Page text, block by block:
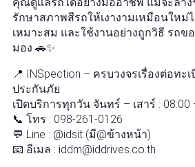
รักษาสภาพสีรถให้เงางามเหมือนใหม่ไ
เหมาะสม และใช้งานอย่างถูกวิธี รถ
มอง 🚗✨
📍 INSpection – ครบวงจรเรื่องต่อทะ
ประกันภัย
เปิดบริการทุกวัน จันทร์ – เสาร์ : 08:00
📞 โทร : 098-261-0126
💬 Line : @idsit (มี@ข้างหน้า)
📧 อีเมล : iddm@iddrives.co.th